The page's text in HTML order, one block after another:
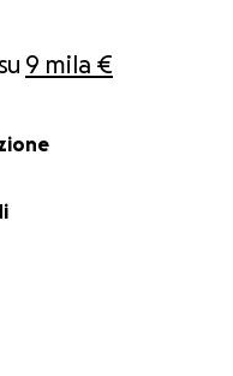
su 9 mila €